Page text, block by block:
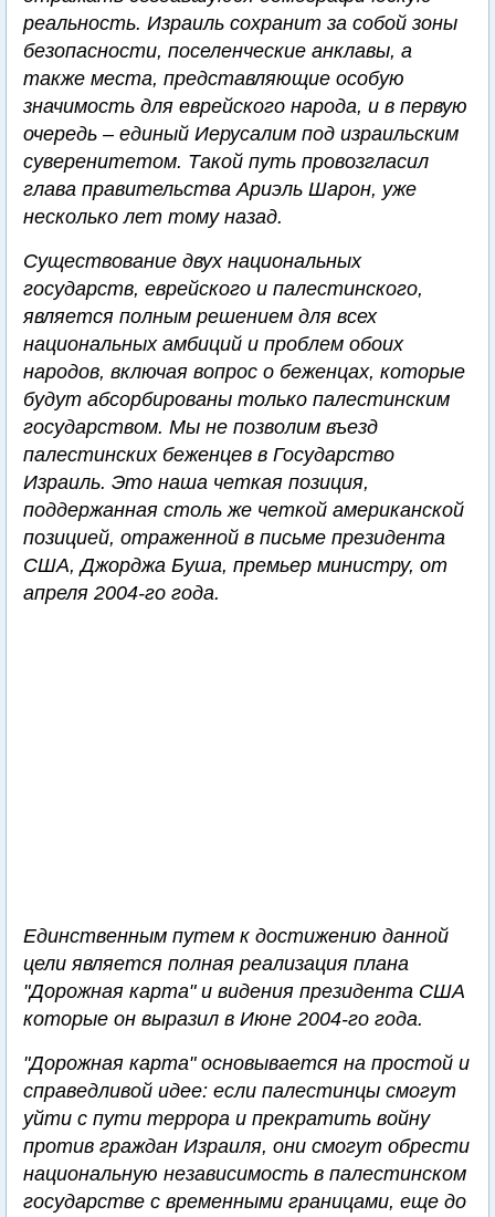
реальность. Израиль сохранит за собой зоны
безопасности, поселенческие анклавы, а
также места, представляющие особую
значимость для еврейского народа, и в первую
очередь – единый Иерусалим под израильским
суверенитетом. Такой путь провозгласил
глава правительства Ариэль Шарон, уже
несколько лет тому назад.
Существование двух национальных
государств, еврейского и палестинского,
является полным решением для всех
национальных амбиций и проблем обоих
народов, включая вопрос о беженцах, которые
будут абсорбированы только палестинским
государством. Мы не позволим въезд
палестинских беженцев в Государство
Израиль. Это наша четкая позиция,
поддержанная столь же четкой американской
позицией, отраженной в письме президента
США, Джорджа Буша, премьер министру, от
апреля 2004-го года.
Единственным путем к достижению данной
цели является полная реализация плана
"Дорожная карта" и видения президента США
которые он выразил в Июне 2004-го года.
"Дорожная карта" основывается на простой и
справедливой идее: если палестинцы смогут
уйти с пути террора и прекратить войну
против граждан Израиля, они смогут обрести
национальную независимость в палестинском
государстве с временными границами, еще до